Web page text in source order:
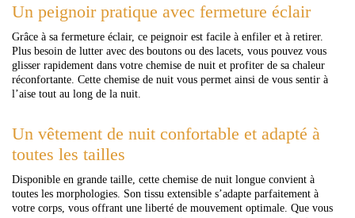
Un peignoir pratique avec fermeture éclair
Grâce à sa fermeture éclair, ce peignoir est facile à enfiler et à retirer.
Plus besoin de lutter avec des boutons ou des lacets, vous pouvez vous
glisser rapidement dans votre chemise de nuit et profiter de sa chaleur
réconfortante. Cette chemise de nuit vous permet ainsi de vous sentir à
l’aise tout au long de la nuit.
Un vêtement de nuit confortable et adapté à
toutes les tailles
Disponible en grande taille, cette chemise de nuit longue convient à
toutes les morphologies. Son tissu extensible s’adapte parfaitement à
votre corps, vous offrant une liberté de mouvement optimale. Que vous